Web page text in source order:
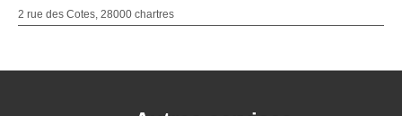
2 rue des Cotes, 28000 chartres